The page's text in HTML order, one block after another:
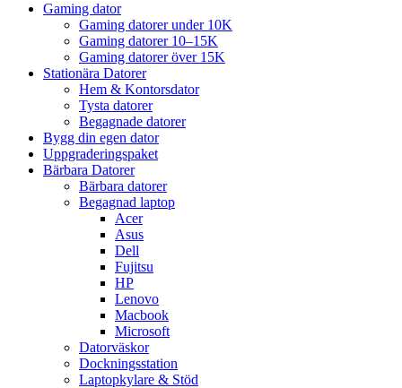
Gaming dator
Gaming datorer under 10K
Gaming datorer 10–15K
Gaming datorer över 15K
Stationära Datorer
Hem & Kontorsdator
Tysta datorer
Begagnade datorer
Bygg din egen dator
Uppgraderingspaket
Bärbara Datorer
Bärbara datorer
Begagnad laptop
Acer
Asus
Dell
Fujitsu
HP
Lenovo
Macbook
Microsoft
Datorväskor
Dockningsstation
Laptopkylare & Stöd